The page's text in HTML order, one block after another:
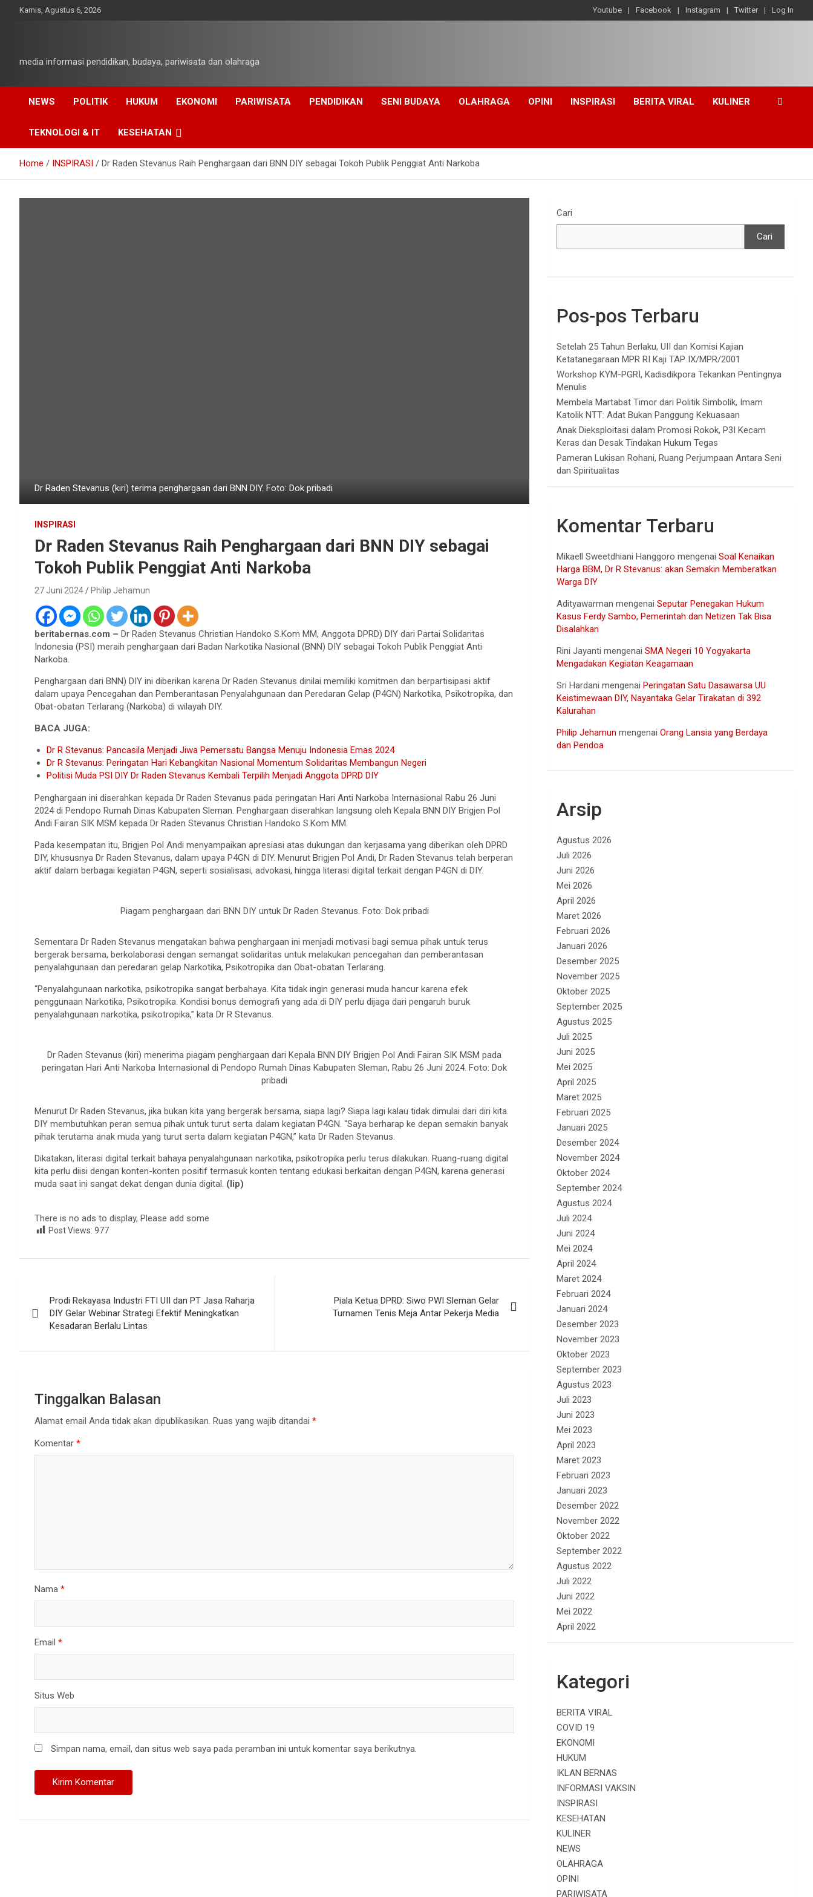
Kamis, Agustus 6, 2026 Youtube Facebook Instagram Twitter Log In
media informasi pendidikan, budaya, pariwisata dan olahraga
NEWS POLITIK HUKUM EKONOMI PARIWISATA PENDIDIKAN SENI BUDAYA OLAHRAGA OPINI INSPIRASI BERITA VIRAL KULINER
TEKNOLOGI & IT KESEHATAN
Home INSPIRASI Dr Raden Stevanus Raih Penghargaan dari BNN DIY sebagai Tokoh Publik Penggiat Anti Narkoba
Dr Raden Stevanus (kiri) terima penghargaan dari BNN DIY. Foto: Dok pribadi
INSPIRASI
Dr Raden Stevanus Raih Penghargaan dari BNN DIY sebagai
Tokoh Publik Penggiat Anti Narkoba
27 Juni 2024 Philip Jehamun
beritabernas.com – Dr Raden Stevanus Christian Handoko S.Kom MM, Anggota DPRD) DIY dari Partai Solidaritas
Indonesia (PSI) meraih penghargaan dari Badan Narkotika Nasional (BNN) DIY sebagai Tokoh Publik Penggiat Anti
Narkoba.
Penghargaan dari BNN) DIY ini diberikan karena Dr Raden Stevanus dinilai memiliki komitmen dan berpartisipasi aktif
dalam upaya Pencegahan dan Pemberantasan Penyalahgunaan dan Peredaran Gelap (P4GN) Narkotika, Psikotropika, dan
Obat-obatan Terlarang (Narkoba) di wilayah DIY.
BACA JUGA:
Dr R Stevanus: Pancasila Menjadi Jiwa Pemersatu Bangsa Menuju Indonesia Emas 2024
Dr R Stevanus: Peringatan Hari Kebangkitan Nasional Momentum Solidaritas Membangun Negeri
Politisi Muda PSI DIY Dr Raden Stevanus Kembali Terpilih Menjadi Anggota DPRD DIY
Penghargaan ini diserahkan kepada Dr Raden Stevanus pada peringatan Hari Anti Narkoba Internasional Rabu 26 Juni
2024 di Pendopo Rumah Dinas Kabupaten Sleman. Penghargaan diserahkan langsung oleh Kepala BNN DIY Brigjen Pol
Andi Fairan SIK MSM kepada Dr Raden Stevanus Christian Handoko S.Kom MM.
Pada kesempatan itu, Brigjen Pol Andi menyampaikan apresiasi atas dukungan dan kerjasama yang diberikan oleh DPRD
DIY, khususnya Dr Raden Stevanus, dalam upaya P4GN di DIY. Menurut Brigjen Pol Andi, Dr Raden Stevanus telah berperan
aktif dalam berbagai kegiatan P4GN, seperti sosialisasi, advokasi, hingga literasi digital terkait dengan P4GN di DIY.
Piagam penghargaan dari BNN DIY untuk Dr Raden Stevanus. Foto: Dok pribadi
Sementara Dr Raden Stevanus mengatakan bahwa penghargaan ini menjadi motivasi bagi semua pihak untuk terus
bergerak bersama, berkolaborasi dengan semangat solidaritas untuk melakukan pencegahan dan pemberantasan
penyalahgunaan dan peredaran gelap Narkotika, Psikotropika dan Obat-obatan Terlarang.
“Penyalahgunaan narkotika, psikotropika sangat berbahaya. Kita tidak ingin generasi muda hancur karena efek
penggunaan Narkotika, Psikotropika. Kondisi bonus demografi yang ada di DIY perlu dijaga dari pengaruh buruk
penyalahgunaan narkotika, psikotropika,” kata Dr R Stevanus.
Dr Raden Stevanus (kiri) menerima piagam penghargaan dari Kepala BNN DIY Brigjen Pol Andi Fairan SIK MSM pada
peringatan Hari Anti Narkoba Internasional di Pendopo Rumah Dinas Kabupaten Sleman, Rabu 26 Juni 2024. Foto: Dok
pribadi
Menurut Dr Raden Stevanus, jika bukan kita yang bergerak bersama, siapa lagi? Siapa lagi kalau tidak dimulai dari diri kita.
DIY membutuhkan peran semua pihak untuk turut serta dalam kegiatan P4GN. “Saya berharap ke depan semakin banyak
pihak terutama anak muda yang turut serta dalam kegiatan P4GN,” kata Dr Raden Stevanus.
Dikatakan, literasi digital terkait bahaya penyalahgunaan narkotika, psikotropika perlu terus dilakukan. Ruang-ruang digital
kita perlu diisi dengan konten-konten positif termasuk konten tentang edukasi berkaitan dengan P4GN, karena generasi
muda saat ini sangat dekat dengan dunia digital. (lip)
There is no ads to display, Please add some
Post Views: 977
pos
Prodi Rekayasa Industri FTI UII dan PT Jasa Raharja
DIY Gelar Webinar Strategi Efektif Meningkatkan
Kesadaran Berlalu Lintas
Piala Ketua DPRD: Siwo PWI Sleman Gelar
Turnamen Tenis Meja Antar Pekerja Media
Tinggalkan Balasan
Alamat email Anda tidak akan dipublikasikan. Ruas yang wajib ditandai *
Komentar *
Nama *
Email *
Situs Web
Simpan nama, email, dan situs web saya pada peramban ini untuk komentar saya berikutnya.
Cari
Cari
Pos-pos Terbaru
Setelah 25 Tahun Berlaku, UII dan Komisi Kajian
Ketatanegaraan MPR RI Kaji TAP IX/MPR/2001
Workshop KYM-PGRI, Kadisdikpora Tekankan Pentingnya
Menulis
Membela Martabat Timor dari Politik Simbolik, Imam
Katolik NTT: Adat Bukan Panggung Kekuasaan
Anak Dieksploitasi dalam Promosi Rokok, P3I Kecam
Keras dan Desak Tindakan Hukum Tegas
Pameran Lukisan Rohani, Ruang Perjumpaan Antara Seni
dan Spiritualitas
Komentar Terbaru
Mikaell Sweetdhiani Hanggoro mengenaiSoal Kenaikan
Harga BBM, Dr R Stevanus: akan Semakin Memberatkan
Warga DIY
Adityawarman mengenaiSeputar Penegakan Hukum
Kasus Ferdy Sambo, Pemerintah dan Netizen Tak Bisa
Disalahkan
Rini Jayanti mengenaiSMA Negeri 10 Yogyakarta
Mengadakan Kegiatan Keagamaan
Sri Hardani mengenaiPeringatan Satu Dasawarsa UU
Keistimewaan DIY, Nayantaka Gelar Tirakatan di 392
Kalurahan
Philip Jehamun mengenaiOrang Lansia yang Berdaya
dan Pendoa
Arsip
Agustus 2026
Juli 2026
Juni 2026
Mei 2026
April 2026
Maret 2026
Februari 2026
Januari 2026
Desember 2025
November 2025
Oktober 2025
September 2025
Agustus 2025
Juli 2025
Juni 2025
Mei 2025
April 2025
Maret 2025
Februari 2025
Januari 2025
Desember 2024
November 2024
Oktober 2024
September 2024
Agustus 2024
Juli 2024
Juni 2024
Mei 2024
April 2024
Maret 2024
Februari 2024
Januari 2024
Desember 2023
November 2023
Oktober 2023
September 2023
Agustus 2023
Juli 2023
Juni 2023
Mei 2023
April 2023
Maret 2023
Februari 2023
Januari 2023
Desember 2022
November 2022
Oktober 2022
September 2022
Agustus 2022
Juli 2022
Juni 2022
Mei 2022
April 2022
Kategori
BERITA VIRAL
COVID 19
EKONOMI
HUKUM
IKLAN BERNAS
INFORMASI VAKSIN
INSPIRASI
KESEHATAN
KULINER
NEWS
OLAHRAGA
OPINI
PARIWISATA